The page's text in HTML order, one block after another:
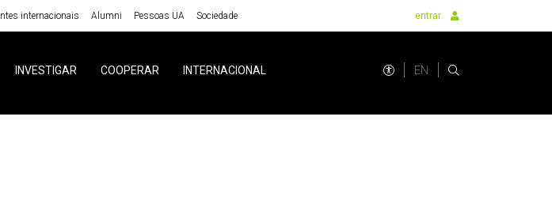
internacionais Alumni Pessoas UA Sociedade entrar
INVESTIGAR COOPERAR INTERNACIONAL EN